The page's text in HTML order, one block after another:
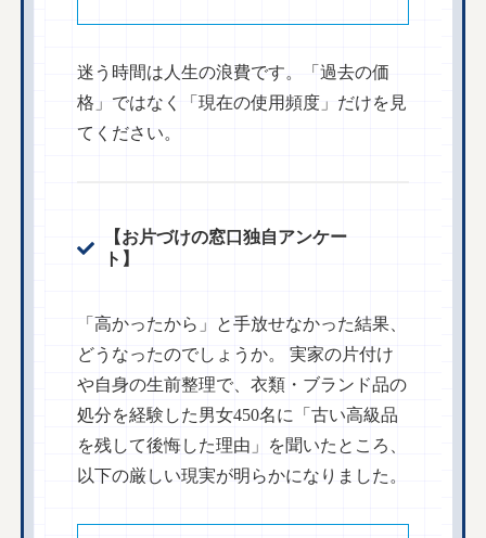
迷う時間は人生の浪費です。「過去の価
格」ではなく「現在の使用頻度」だけを見
てください。
【お片づけの窓口独自アンケー
ト】
「高かったから」と手放せなかった結果、
どうなったのでしょうか。 実家の片付け
や自身の生前整理で、衣類・ブランド品の
処分を経験した男女450名に「古い高級品
を残して後悔した理由」を聞いたところ、
以下の厳しい現実が明らかになりました。